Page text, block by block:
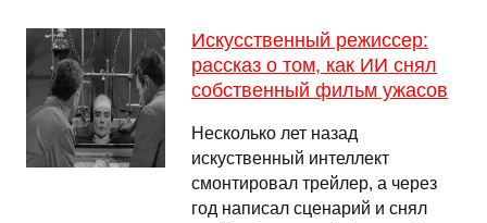
Искусственный режиссер:
рассказ о том, как ИИ снял
собственный фильм ужасов
Несколько лет назад
искуственный интеллект
смонтировал трейлер, а через
год написал сценарий и снял